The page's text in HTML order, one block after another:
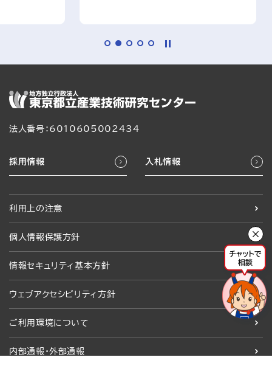
法人番号：6010605002434
採用情報 入札情報
利用上の注意
個人情報保護方針
情報セキュリティ基本方針
ウェブアクセシビリティ方針
ご利用環境について
内部通報・外部通報